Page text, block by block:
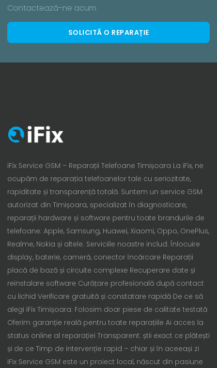
Contactează-ne acum
SOLICITĂ O REPARAȚIE
iFix Service GSM – Reparații Telefoane Timișoara La iFix, ne
ocupăm de reparația telefoanelor tale cu seriozitate,
rapiditate și transparență totală. Suntem un service GSM
autorizat din Timișoara, specializat în diagnosticare,
reparații hardware și software pentru toate brandurile de
telefoane: Apple, Samsung, Huawei, Xiaomi, Oppo, OnePlus,
Realme, Nokia și altele. Serviciile noastre includ: Înlocuire
display, baterie, cameră, conector încărcare Reparații
placă de bază și circuite complexe Recuperare date și
reinstalare software Curățare profesională după contact
cu lichid Verificare gratuită și constatare rapidă De ce să
alegi iFix Timișoara: Folosim doar piese de calitate testată
Oferim garanție reală pentru toate reparațiile Ai acces la
status online al reparației Transparent: știi exact ce plătești
și de ce Timp de intervenție rapid – chiar și în aceeași zi
iFix Service GSM este un proiect local, născut din pasiune